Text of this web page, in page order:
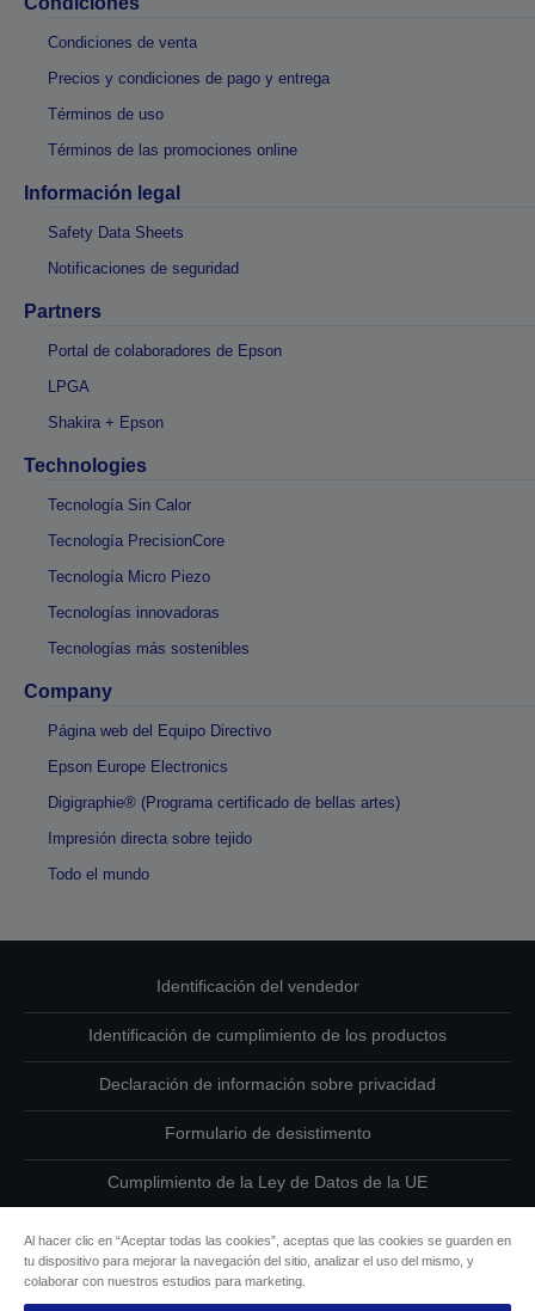
Condiciones de venta
Precios y condiciones de pago y entrega
Términos de uso
Términos de las promociones online
Información legal
Safety Data Sheets
Notificaciones de seguridad
Partners
Portal de colaboradores de Epson
LPGA
Shakira + Epson
Technologies
Tecnología Sin Calor
Tecnología PrecisionCore
Tecnología Micro Piezo
Tecnologías innovadoras
Tecnologías más sostenibles
Company
Página web del Equipo Directivo
Epson Europe Electronics
Digigraphie® (Programa certificado de bellas artes)
Impresión directa sobre tejido
Todo el mundo
Identificación del vendedor
Identificación de cumplimiento de los productos
Declaración de información sobre privacidad
Formulario de desistimento
Cumplimiento de la Ley de Datos de la UE
Información sobre cookies
Al hacer clic en “Aceptar todas las cookies”, aceptas que las cookies se guarden en
tu dispositivo para mejorar la navegación del sitio, analizar el uso del mismo, y
colaborar con nuestros estudios para marketing.